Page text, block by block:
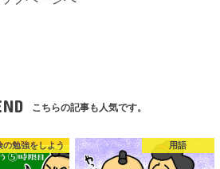
こちらの記事も人気です。
の勉強をしよう 用語